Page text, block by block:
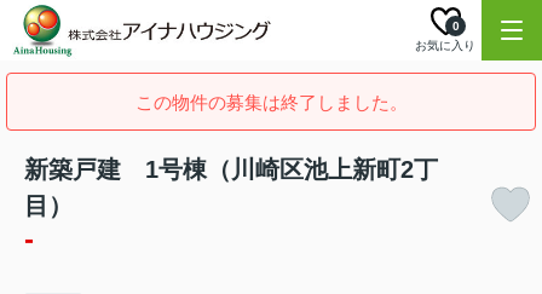
お気に入り
0
この物件の募集は終了しました。
新築戸建 1号棟（川崎区池上新町2丁
目）
-